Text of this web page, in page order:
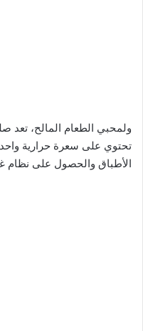
ولمحبي الطعام المالح، تعد
تحتوي على سعرة حرارية
الأطباق والحصول على نظام